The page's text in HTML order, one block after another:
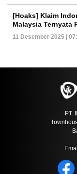
[Hoaks] Klaim
Malaysia Ternyata
11 Desember 2025 |
PT.